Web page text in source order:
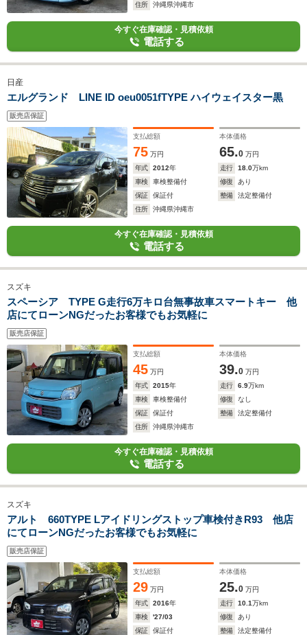
住所
沖縄県沖縄市
今すぐ在庫確認・見積依頼
電話する
日産
エルグランド LINE ID oeu0051fTYPE ハイウェイスター黒
販売店保証
支払総額
75 万円
本体価格
65.0 万円
年式
2012年 走行 18.0万km
車検
車検整備付 修復
あり
保証
保証付 整備
法定整備付
住所
沖縄県沖縄市
今すぐ在庫確認・見積依頼
電話する
スズキ
スペーシア TYPE G走行6万キロ台無事故車スマートキー 他
店にてローンNGだったお客様でもお気軽に
販売店保証
支払総額
45 万円
本体価格
39.0 万円
年式
2015年 走行 6.9万km
車検
車検整備付 修復
なし
保証
保証付 整備
法定整備付
住所
沖縄県沖縄市
今すぐ在庫確認・見積依頼
電話する
スズキ
アルト 660TYPE Lアイドリングストップ車検付きR93 他店
にてローンNGだったお客様でもお気軽に
販売店保証
支払総額
29 万円
本体価格
25.0 万円
年式
2016年 走行 10.1万km
車検
'27/03 修復
あり
保証
保証付 整備
法定整備付